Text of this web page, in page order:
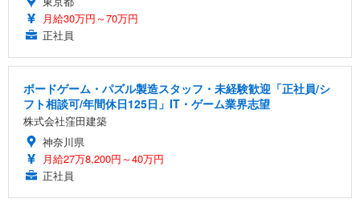
月給30万円～70万円
正社員
ボードゲーム・パズル製造スタッフ・未経験歓迎「正社員/シ
フト相談可/年間休日125日」IT・ゲーム業界志望
株式会社窪田建築
神奈川県
月給27万8,200円～40万円
正社員